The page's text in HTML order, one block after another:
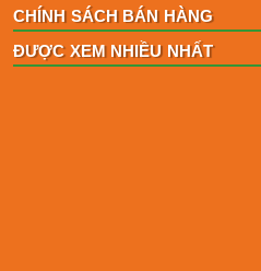
CHÍNH SÁCH BÁN HÀNG
ĐƯỢC XEM NHIỀU NHẤT